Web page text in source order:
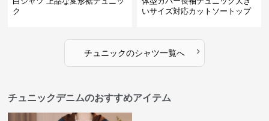
ク
いサイズ対応カットソートップ
チュニックのシャツ一覧へ ›
チュニックデニムのおすすめアイテム